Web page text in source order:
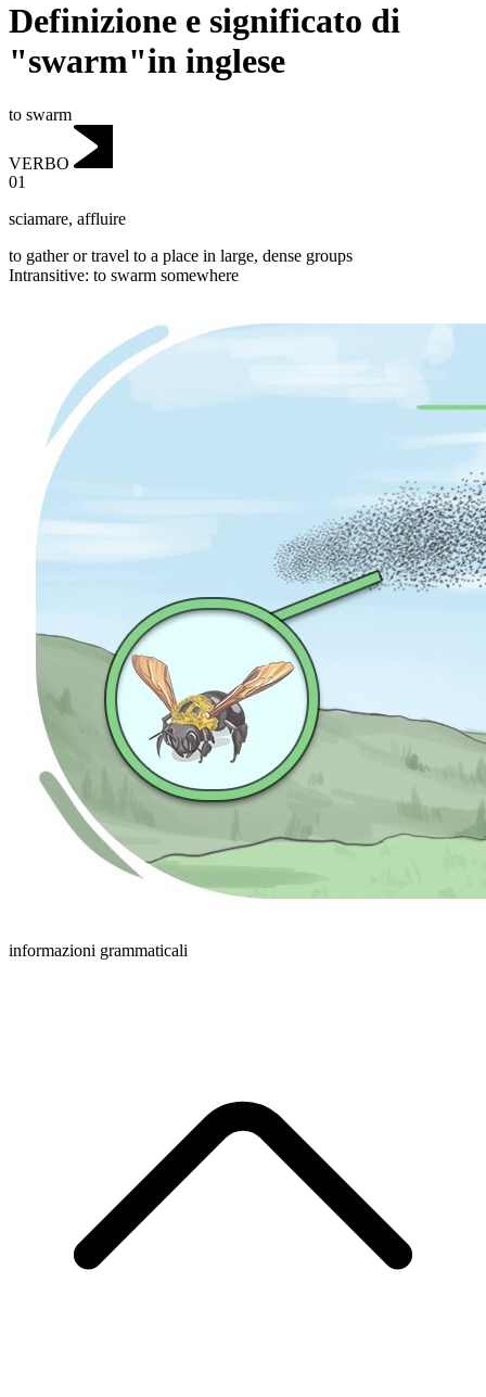
Definizione e significato di
"swarm"in inglese
to swarm
VERBO
01
sciamare, affluire
to gather or travel to a place in large, dense groups
Intransitive: to swarm somewhere
informazioni grammaticali